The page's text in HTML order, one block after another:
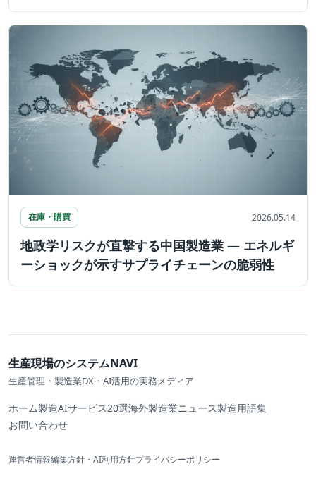
在庫・購買 2026.05.14
地政学リスクが直撃する中国製造業 — エネルギ
ーショックが示すサプライチェーンの脆弱性
生産現場のシステムNAVI
生産管理・製造業DX・AI活用の実務メディア
ホーム製造AIサービス20選海外製造業ニュース製造用語集
お問い合わせ
運営者情報編集方針・AI利用方針プライバシーポリシー